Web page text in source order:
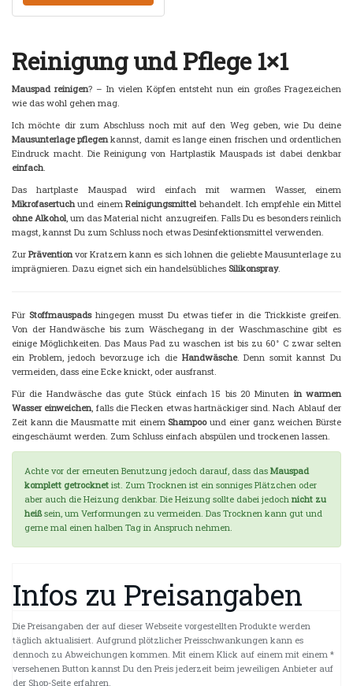
Reinigung und Pflege 1×1
Mauspad reinigen? – In vielen Köpfen entsteht nun ein großes Fragezeichen
wie das wohl gehen mag.
Ich möchte dir zum Abschluss noch mit auf den Weg geben, wie Du deine
Mausunterlage pflegenkannst, damit es lange einen frischen und ordentlichen
Eindruck macht. Die Reinigung von Hartplastik Mauspads ist dabei denkbar
einfach.
Das hartplaste Mauspad wird einfach mit warmen Wasser, einem
Mikrofasertuchund einemReinigungsmittelbehandelt. Ich empfehle ein Mittel
ohne Alkohol, um das Material nicht anzugreifen. Falls Du es besonders reinlich
magst, kannst Du zum Schluss noch etwas Desinfektionsmittel verwenden.
ZurPräventionvor Kratzern kann es sich lohnen die geliebte Mausunterlage zu
imprägnieren. Dazu eignet sich ein handelsübliches Silikonspray.
Für Stoffmauspadshingegen musst Du etwas tiefer in die Trickkiste greifen.
Von der Handwäsche bis zum Wäschegang in der Waschmaschine gibt es
einige Möglichkeiten. Das Maus Pad zu waschen ist bis zu 60° C zwar selten
ein Problem, jedoch bevorzuge ich die Handwäsche. Denn somit kannst Du
vermeiden, dass eine Ecke knickt, oder ausfranst.
Für die Handwäsche das gute Stück einfach 15 bis 20 Minuten in warmen
Wasser einweichen, falls die Flecken etwas hartnäckiger sind. Nach Ablauf der
Zeit kann die Mausmatte mit einemShampoound einer ganz weichen Bürste
eingeschäumt werden. Zum Schluss einfach abspülen und trockenen lassen.
Achte vor der erneuten Benutzung jedoch darauf, dass das Mauspad
komplett getrocknet ist. Zum Trocknen ist ein sonniges Plätzchen oder
aber auch die Heizung denkbar. Die Heizung sollte dabei jedoch nicht zu
heißsein, um Verformungen zu vermeiden. Das Trocknen kann gut und
gerne mal einen halben Tag in Anspruch nehmen.
Infos zu Preisangaben
Die Preisangaben der auf dieser Webseite vorgestellten Produkte werden
täglich aktualisiert. Aufgrund plötzlicher Preisschwankungen kann es
dennoch zu Abweichungen kommen. Mit einem Klick auf einem mit einem *
versehenen Button kannst Du den Preis jederzeit beim jeweiligen Anbieter auf
der Shop-Seite erfahren.